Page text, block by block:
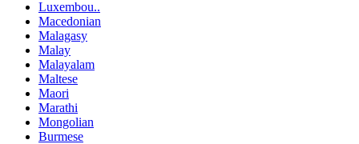
Luxembou..
Macedonian
Malagasy
Malay
Malayalam
Maltese
Maori
Marathi
Mongolian
Burmese